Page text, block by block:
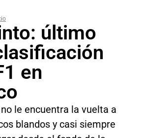
último
en
le encuentra la vuelta a
blandos y casi siempre